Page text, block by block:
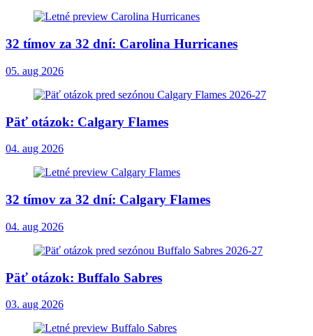
32 tímov za 32 dní: Carolina Hurricanes
05. aug 2026
Päť otázok: Calgary Flames
04. aug 2026
32 tímov za 32 dní: Calgary Flames
04. aug 2026
Päť otázok: Buffalo Sabres
03. aug 2026